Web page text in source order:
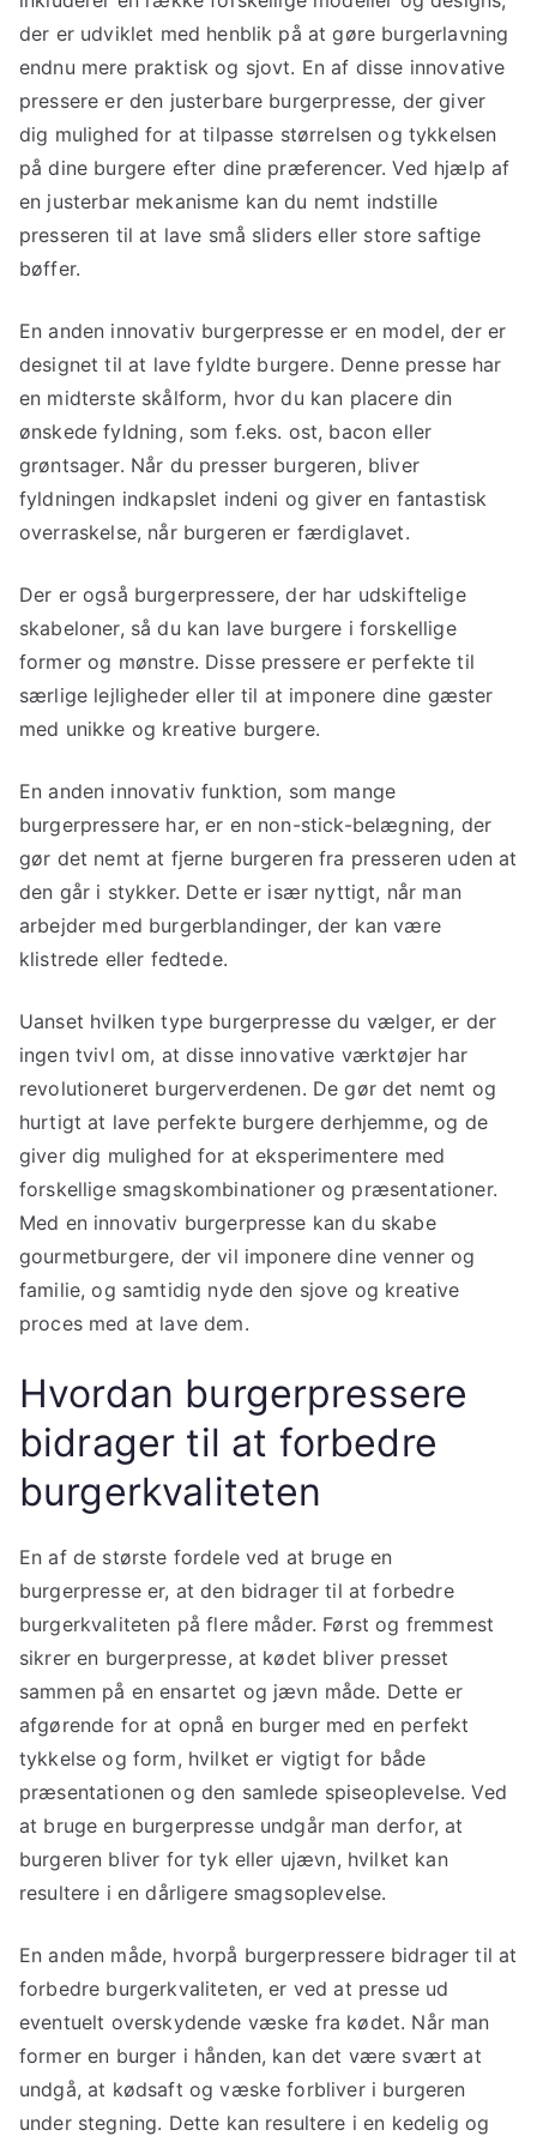
der er udviklet med henblik på at gøre burgerlavning
endnu mere praktisk og sjovt. En af disse innovative
pressere er den justerbare burgerpresse, der giver
dig mulighed for at tilpasse størrelsen og tykkelsen
på dine burgere efter dine præferencer. Ved hjælp af
en justerbar mekanisme kan du nemt indstille
presseren til at lave små sliders eller store saftige
bøffer.
En anden innovativ burgerpresse er en model, der er
designet til at lave fyldte burgere. Denne presse har
en midterste skålform, hvor du kan placere din
ønskede fyldning, som f.eks. ost, bacon eller
grøntsager. Når du presser burgeren, bliver
fyldningen indkapslet indeni og giver en fantastisk
overraskelse, når burgeren er færdiglavet.
Der er også burgerpressere, der har udskiftelige
skabeloner, så du kan lave burgere i forskellige
former og mønstre. Disse pressere er perfekte til
særlige lejligheder eller til at imponere dine gæster
med unikke og kreative burgere.
En anden innovativ funktion, som mange
burgerpressere har, er en non-stick-belægning, der
gør det nemt at fjerne burgeren fra presseren uden at
den går i stykker. Dette er især nyttigt, når man
arbejder med burgerblandinger, der kan være
klistrede eller fedtede.
Uanset hvilken type burgerpresse du vælger, er der
ingen tvivl om, at disse innovative værktøjer har
revolutioneret burgerverdenen. De gør det nemt og
hurtigt at lave perfekte burgere derhjemme, og de
giver dig mulighed for at eksperimentere med
forskellige smagskombinationer og præsentationer.
Med en innovativ burgerpresse kan du skabe
gourmetburgere, der vil imponere dine venner og
familie, og samtidig nyde den sjove og kreative
proces med at lave dem.
Hvordan burgerpressere
bidrager til at forbedre
burgerkvaliteten
En af de største fordele ved at bruge en
burgerpresse er, at den bidrager til at forbedre
burgerkvaliteten på flere måder. Først og fremmest
sikrer en burgerpresse, at kødet bliver presset
sammen på en ensartet og jævn måde. Dette er
afgørende for at opnå en burger med en perfekt
tykkelse og form, hvilket er vigtigt for både
præsentationen og den samlede spiseoplevelse. Ved
at bruge en burgerpresse undgår man derfor, at
burgeren bliver for tyk eller ujævn, hvilket kan
resultere i en dårligere smagsoplevelse.
En anden måde, hvorpå burgerpressere bidrager til at
forbedre burgerkvaliteten, er ved at presse ud
eventuelt overskydende væske fra kødet. Når man
former en burger i hånden, kan det være svært at
undgå, at kødsaft og væske forbliver i burgeren
under stegning. Dette kan resultere i en kedelig og